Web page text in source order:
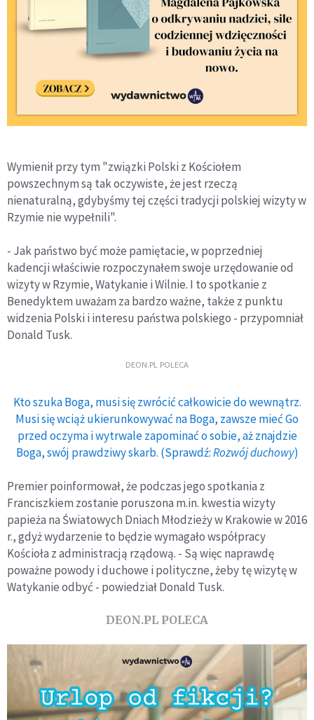
Wymienił przy tym "związki Polski z Kościołem
powszechnym są tak oczywiste, że jest rzeczą
nienaturalną, gdybyśmy tej części tradycji polskiej wizyty w
Rzymie nie wypełnili".
- Jak państwo być może pamiętacie, w poprzedniej
kadencji właściwie rozpoczynałem swoje urzędowanie od
wizyty w Rzymie, Watykanie i Wilnie. I to spotkanie z
Benedyktem uważam za bardzo ważne, także z punktu
widzenia Polski i interesu państwa polskiego - przypomniał
Donald Tusk.
DEON.PL POLECA
Kto szuka Boga, musi się zwrócić całkowicie do wewnątrz.
Musi się wciąż ukierunkowywać na Boga, zawsze mieć Go
przed oczyma i wytrwale zapominać o sobie, aż znajdzie
Boga, swój prawdziwy skarb. (Sprawdź:Rozwój duchowy)
Premier poinformował, że podczas jego spotkania z
Franciszkiem zostanie poruszona m.in. kwestia wizyty
papieża na Światowych Dniach Młodzieży w Krakowie w 2016
r., gdyż wydarzenie to będzie wymagało współpracy
Kościoła z administracją rządową. - Są więc naprawdę
poważne powody i duchowe i polityczne, żeby tę wizytę w
Watykanie odbyć - powiedział Donald Tusk.
DEON.PL POLECA